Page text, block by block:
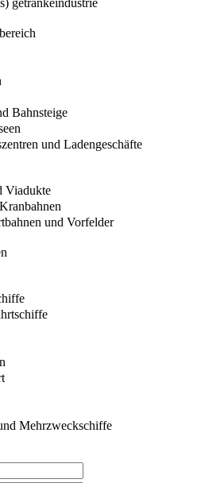
getränkeindustrie
Bahnsteige
und Ladengeschäfte
Viadukte
und Vorfelder
Mehrzweckschiffe